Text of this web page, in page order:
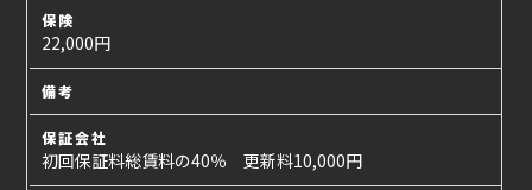
保険
22,000円
備考
保証会社
初回保証料総賃料の40％ 更新料10,000円